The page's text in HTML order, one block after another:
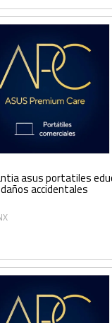
asus portatiles
accidentales